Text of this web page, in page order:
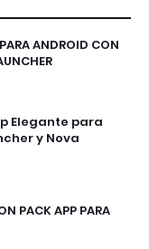
ANDROID CON
Elegante para
y Nova
PACK APP PARA